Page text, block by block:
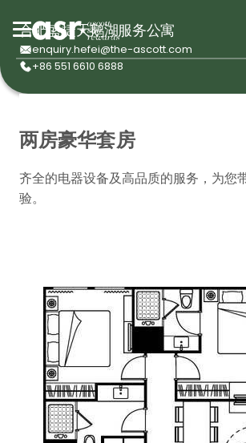
合肥盛捷天鹅湖服务公寓
enquiry.hefei@the-ascott.com
+86 551 6610 6888
两房豪华套房
齐全的电器设备及高品质的服务，为您
验。